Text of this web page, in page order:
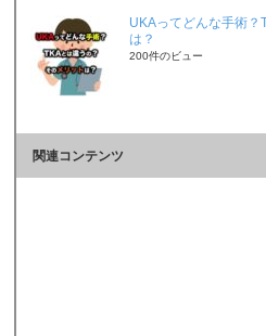
UKAってどんな手術？
は？
200件のビュー
関連コンテンツ